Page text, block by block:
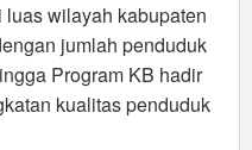
wilayah kabupaten
jumlah penduduk
Program KB hadir
kualitas penduduk